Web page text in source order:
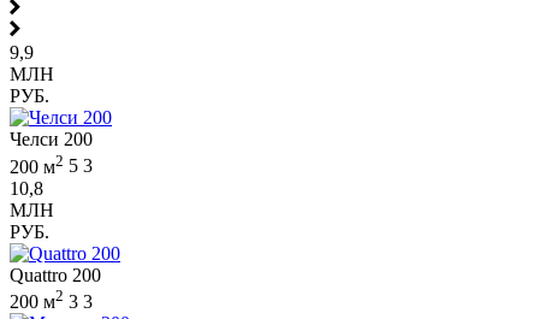
9,9
МЛН
РУБ.
Челси 200
200 м2 5 3
10,8
МЛН
РУБ.
Quattro 200
200 м2 3 3